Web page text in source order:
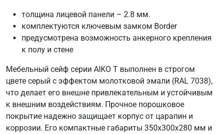
толщина лицевой панели – 2.8 мм.
комплектуются ключевым замком Border
предусмотрена возможность анкерного крепления
к полу и стене
Мебельный сейф серии AIKO T выполнен в строгом
цвете серый с эффектом молотковой эмали (RAL 7038),
что делает его внешне привлекательным и устойчивым
к внешним воздействиям. Прочное порошковое
покрытие надежно защищает корпус от царапин и
коррозии. Его компактные габариты 350х300х280 мм и